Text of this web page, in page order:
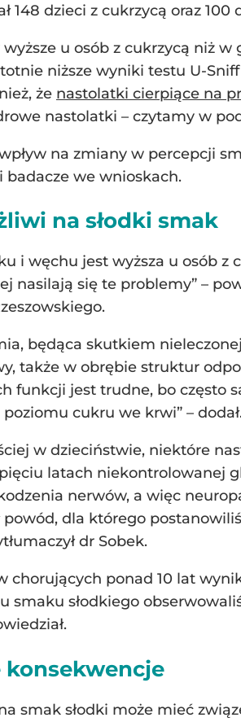
148 dzieci z cukrzycą oraz
u osób z cukrzycą niż
niższe wyniki testu U-
że nastolatki cierpiące na
nastolatki – czytamy w
na zmiany w percepcji
badacze we wnioskach.
na słodki smak
i węchu jest wyższa u osób
się te problemy” –
będąca skutkiem
także w obrębie struktur
funkcji jest trudne, bo często
cukru we krwi” –
w dzieciństwie, niektóre
latach niekontrolowanej
nerwów, a więc
powód, dla którego
dr Sobek.
chorujących ponad 10 lat
smaku słodkiego
konsekwencje
smak słodki może mieć